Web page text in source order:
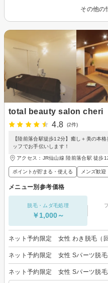
その他の
total beauty salon cheri
4.8
(2件)
【陸前落合駅徒歩12分】癒し＋美の本
ッフでお手伝いします！
アクセス：JR仙山線 陸前落合駅 徒歩
ポイントが貯まる・使える メンズ歓迎
メニュー別参考価格
脱毛・ムダ毛処理
￥1,000～
ネット予約限定 女性 わき脱毛（回
ネット予約限定 女性 Sパーツ脱毛
ネット予約限定 女性 Sパーツ脱毛